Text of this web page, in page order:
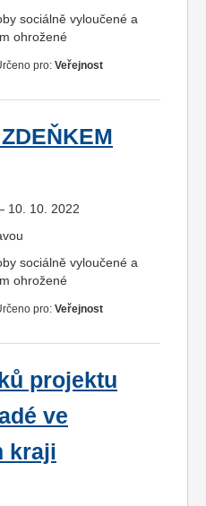
sociálně vyloučené a
ohrožené
pro: Veřejnost
10. 10. 2022
sociálně vyloučené a
ohrožené
pro: Veřejnost
projektu
ve
kraji